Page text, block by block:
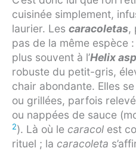
cuisinée simplement,
laurier. Les caracoletas,
pas de la même espèce
plus souvent à l’Helix
robuste du petit-gris,
chair abondante. Elles
ou grillées, parfois
ou nappées de sauce
2). Là où le caracol est
rituel ; la caracoleta